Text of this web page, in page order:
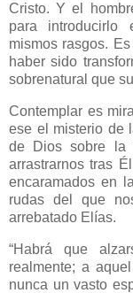
Cristo. Y el
para introducirlo
mismos rasgos.
haber sido
sobrenatural que
Contemplar es
ese el misterio de
de Dios sobre la
arrastrarnos tras
encaramados en
rudas del que
arrebatado Elías.
“Habrá que
realmente; a
nunca un vasto